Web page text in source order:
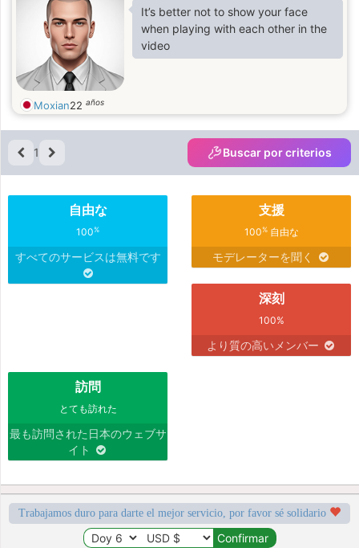
It’s better not to show your face
when playing with each other in the
video
Moxian22 años
1 Buscar por criterios
自由な
100%
すべてのサービスは無料です
支援
100%自由な
モデレーターを聞く
深刻
100%
より質の高いメンバー
訪問
とても訪れた
最も訪問された日本のウェブサ
イト
Trabajamos duro para darte el mejor servicio, por favor sé solidario